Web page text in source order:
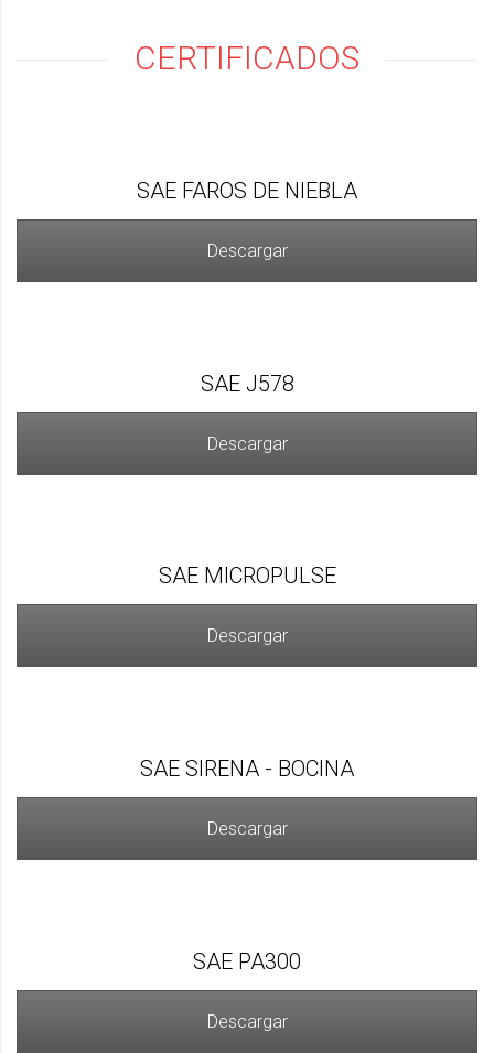
CERTIFICADOS
SAE FAROS DE NIEBLA
Descargar
SAE J578
Descargar
SAE MICROPULSE
Descargar
SAE SIRENA - BOCINA
Descargar
SAE PA300
Descargar